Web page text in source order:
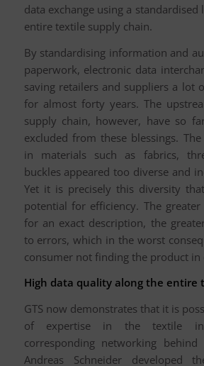
data exchange using a standardised
entire textile supply chain.
By standardising information and
paperwork, electronic data
saving retailers and suppliers a lot
for almost forty years. The
supply chain, however, have so
excluded from these blessings.
in materials such as fabrics,
buckles appeared too diverse and
Yet it is precisely this diversity
potential for efficiency. The
for an exact description, the
to errors, which in the worst
consumer not finding the product in
High data quality along the entire
GTS now demonstrates that it is
of expertise in the textile
corresponding networking
Andreas Schneider developed